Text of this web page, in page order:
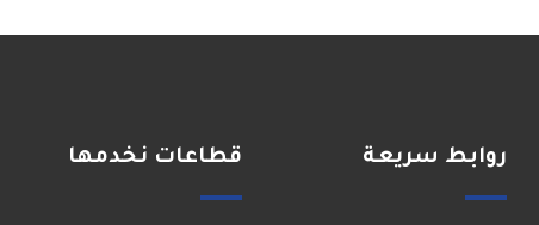
روابط سريعة قطاعات نخدمها